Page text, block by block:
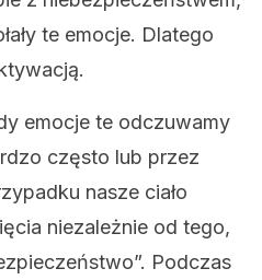
te emocje. Dlatego
emocje te odczuwamy
często lub przez
nasze ciało
niezależnie od tego,
Podczas